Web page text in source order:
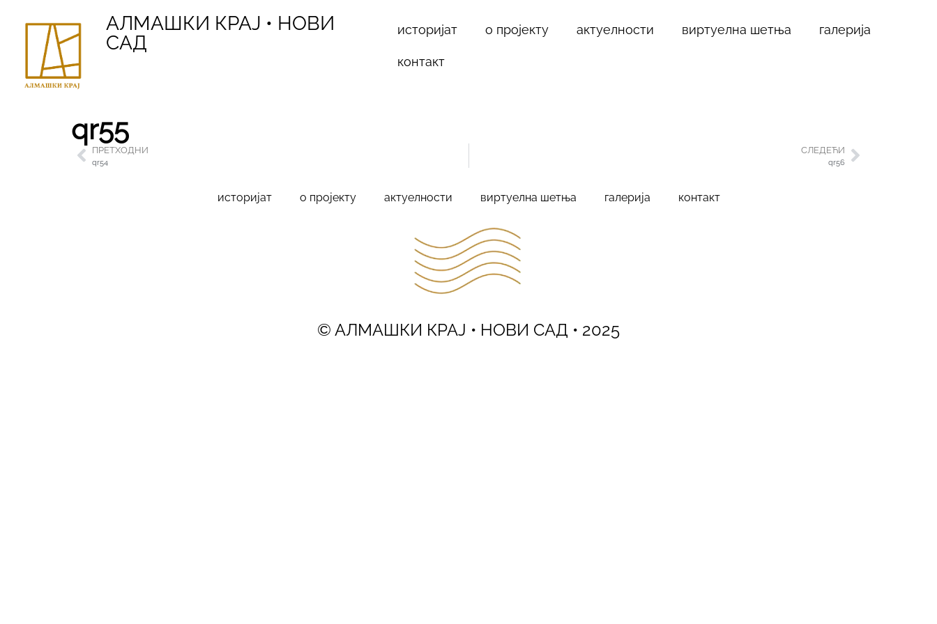
АЛМАШКИ КРАЈ • НОВИ
САД
историјат о пројекту актуелности виртуелна шетња галерија
контакт
qr55
ПРЕТХОДНИ
qr54
СЛЕДЕЋИ
qr56
историјат о пројекту актуелности виртуелна шетња галерија контакт
© АЛМАШКИ КРАЈ • НОВИ САД • 2025